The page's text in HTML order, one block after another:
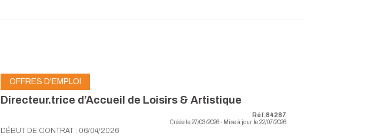
OFFRES D'EMPLOI
Directeur.trice d’Accueil de Loisirs & Artistique
Réf.84287
Créée le 27/03/2026 - Mise à jour le 22/07/2026
DÉBUT DE CONTRAT : 06/04/2026